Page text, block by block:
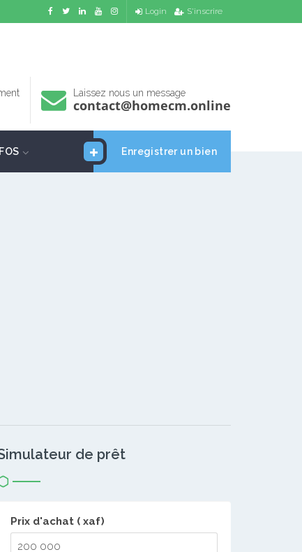
Login S'inscrire
Laissez nous un message
contact@homecm.online
Enregistrer un bien
de prêt
Prix d'achat ( xaf)